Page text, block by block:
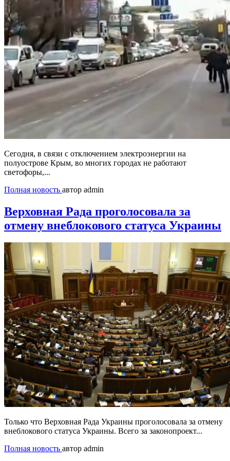
Сегодня, в связи с отключением электроэнергии на
полуострове Крым, во многих городах не работают
светофоры,...
Полная новость автор admin
Верховная Рада проголосовала за
отмену внеблокового статуса Украины
Только что Верховная Рада Украины проголосовала за отмену
внеблокового статуса Украины. Всего за законопроект...
Полная новость автор admin